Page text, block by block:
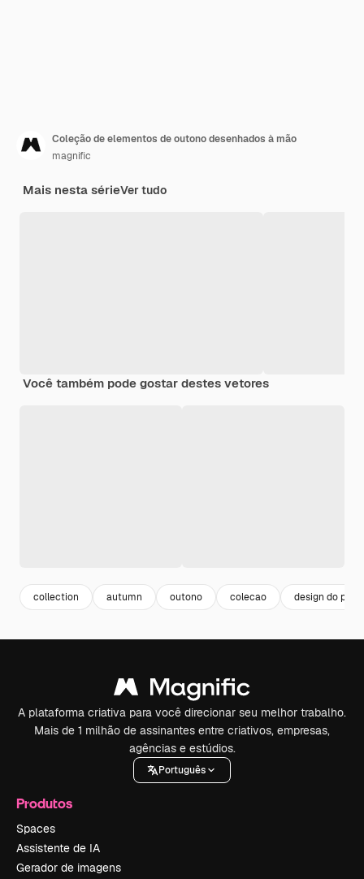
Coleção de elementos de outono desenhados à mão
magnific
Mais nesta sérieVer tudo
Você também pode gostar destes vetores
collection autumn outono colecao design do
A plataforma criativa para você direcionar seu melhor trabalho.
Mais de 1 milhão de assinantes entre criativos, empresas,
agências e estúdios.
Português
Produtos
Spaces
Assistente de IA
Gerador de imagens